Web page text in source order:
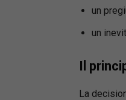
un
un
Il
La